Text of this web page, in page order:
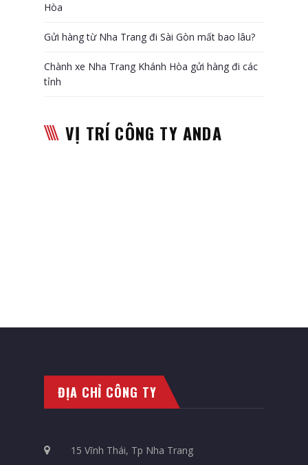
Hòa
Gửi hàng từ Nha Trang đi Sài Gòn mất bao lâu?
Chành xe Nha Trang Khánh Hòa gửi hàng đi các
tỉnh
VỊ TRÍ CÔNG TY ANDA
ĐỊA CHỈ CÔNG TY
15 Vĩnh Thái, Tp Nha Trang